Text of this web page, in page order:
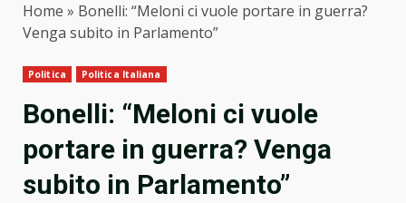
Home » Bonelli: “Meloni ci vuole portare in guerra?
Venga subito in Parlamento”
Politica Politica Italiana
Bonelli: “Meloni ci vuole
portare in guerra? Venga
subito in Parlamento”